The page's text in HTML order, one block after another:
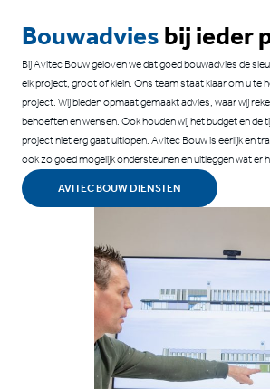
Bouwadvies bij ieder
Bij Avitec Bouw geloven we dat goed bouwadvies de
elk project, groot of klein. Ons team staat klaar om u te
project. Wij bieden opmaat gemaakt advies, waar wij
behoeften en wensen. Ook houden wij het budget en de
project niet erg gaat uitlopen. Avitec Bouw is eerlijk en
ook zo goed mogelijk ondersteunen en uitleggen wat er
AVITEC BOUW DIENSTEN